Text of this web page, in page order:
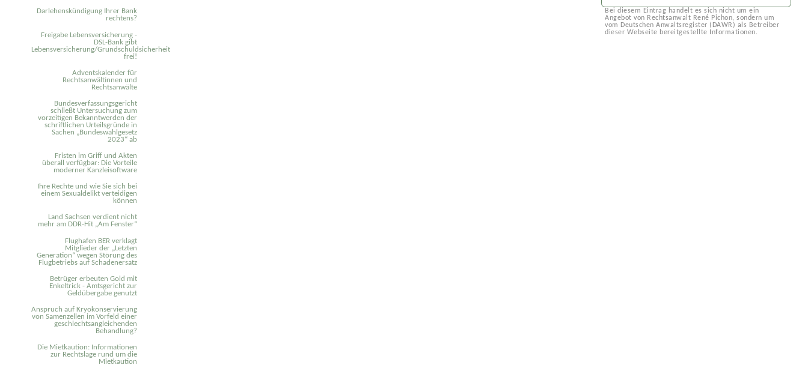
Bei diesem Eintrag handelt es sich nicht um ein
Angebot von Rechtsanwalt René Pichon, sondern um
vom Deutschen Anwaltsregister (DAWR) als Betreiber
dieser Webseite bereitgestellte Informationen.
Darlehenskündigung Ihrer Bank
rechtens?
Freigabe Lebensversicherung -
DSL-Bank gibt
Lebensversicherung/Grundschuldsicherheit
frei!
Adventskalender für
Rechtsanwältinnen und
Rechtsanwälte
Bundesverfassungsgericht
schließt Untersuchung zum
vorzeitigen Bekanntwerden der
schriftlichen Urteilsgründe in
Sachen „Bundeswahlgesetz
2023“ ab
Fristen im Griff und Akten
überall verfügbar: Die Vorteile
moderner Kanzleisoftware
Ihre Rechte und wie Sie sich bei
einem Sexual­delikt verteidigen
können
Land Sachsen verdient nicht
mehr am DDR-Hit „Am Fenster“
Flughafen BER verklagt
Mitglieder der „Letzten
Generation“ wegen Störung des
Flugbetriebs auf Schadenersatz
Betrüger erbeuten Gold mit
Enkeltrick - Amtsgericht zur
Geldübergabe genutzt
Anspruch auf Kryokonservierung
von Samenzellen im Vorfeld einer
geschlechtsangleichenden
Behandlung?
Die Mietkaution: Informationen
zur Rechtslage rund um die
Mietkaution